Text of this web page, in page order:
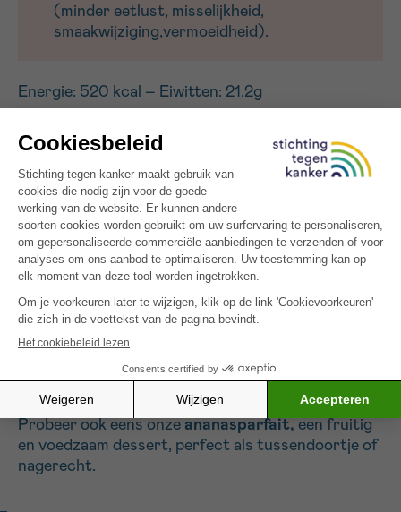
(minder eetlust, misselijkheid,
smaakwijziging,vermoeidheid).
Energie: 520 kcal – Eiwitten: 21.2g
Variatie :
Vervang de cashewnoten door een
notenmengeling. Gebruik bleekselderij in plaats van
knolselder. Gebruik gewone azijn in plaats van
dragonazijn.
De recepten zijn een idee van Sarah Van Den
Brande. Ze kwamen tot stand in het kader van haar
eindwerk aan de KaHo Sint-Lieven, departement
Voeding & Diëtetiek te Gent, in samenwerking met
Probeer ook eens onze ananasparfait, een fruitig
en voedzaam dessert, perfect als tussendoortje of
nagerecht.